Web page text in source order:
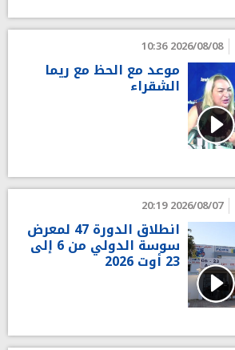
2026/08/08 10:36
موعد مع الحظ مع ريما
الشقراء
2026/08/07 20:19
انطلاق الدورة 47 لمعرض
سوسة الدولي من 6 إلى
23 أوت 2026